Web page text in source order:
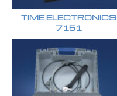
TIME ELECTRONICS
7151